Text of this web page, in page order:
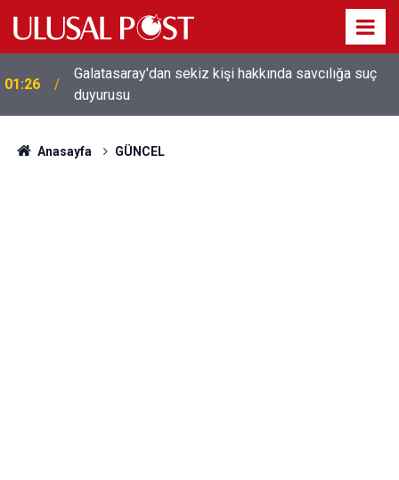
01:26
Galatasaray'dan sekiz kişi hakkında savcılığa suç
duyurusu
Anasayfa GÜNCEL